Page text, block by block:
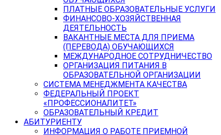
ПЛАТНЫЕ ОБРАЗОВАТЕЛЬНЫЕ УСЛУГИ
ФИНАНСОВО-ХОЗЯЙСТВЕННАЯ
ДЕЯТЕЛЬНОСТЬ
ВАКАНТНЫЕ МЕСТА ДЛЯ ПРИЕМА
(ПЕРЕВОДА) ОБУЧАЮЩИХСЯ
МЕЖДУНАРОДНОЕ СОТРУДНИЧЕСТВО
ОРГАНИЗАЦИЯ ПИТАНИЯ В
ОБРАЗОВАТЕЛЬНОЙ ОРГАНИЗАЦИИ
СИСТЕМА МЕНЕДЖМЕНТА КАЧЕСТВА
ФЕДЕРАЛЬНЫЙ ПРОЕКТ
«ПРОФЕССИОНАЛИТЕТ»
ОБРАЗОВАТЕЛЬНЫЙ КРЕДИТ
АБИТУРИЕНТУ
ИНФОРМАЦИЯ О РАБОТЕ ПРИЕМНОЙ